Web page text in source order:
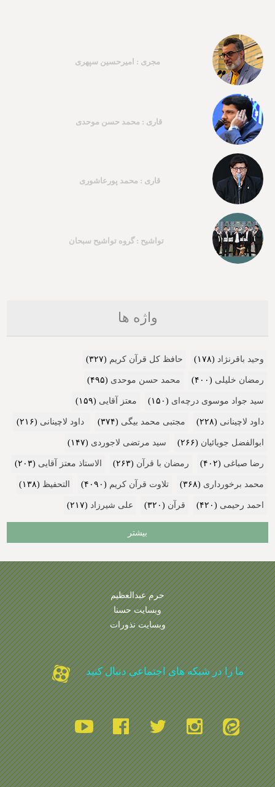
مجری : امیرحسین سپهری
قاری : محمد حسن موحدی
قاری : محمد پورعاشوری
تواشیح : گروه تواشیح سبحان
واژه ها
وحید باقرنژاد (۱۷۸) حافظ کل قرآن کریم (۳۲۷)
رمضان خلیلی (۴۰۰) محمد حسن موحدی (۴۹۵)
سید جواد موسوی درچه‌ای (۱۵۰) معتز آقایی (۱۵۹)
داود لاچینانی (۲۲۸) مجتبی محمد بیگی (۳۷۴) داود لاچینانی (۲۱۶)
ابوالفضل جویائیان (۲۶۶) سید مرتضی لاجوردی (۱۴۷)
رضا صباغی (۴۰۲) رمضان با قرآن (۲۶۳) الاستاذ معتز آقایی (۲۰۳)
محمد برخورداری (۳۶۸) تلاوت قرآن کریم (۴۰۹۰) التحفیظ (۱۳۸)
احمد رحیمی (۴۲۰) قرآن (۳۲۰) علی شیرزاد (۲۱۷)
بیشتر
حرم عبدالعظیم
وبسایت حسنا
وبسایت نذورات
ما را در شبکه های اجتماعی دنبال کنید